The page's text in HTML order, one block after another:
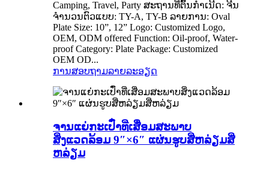
Camping, Travel, Party ສະຖານທີ່ຕົ້ນກໍາເນີດ: ຈີນ
ຈໍານວນຕົວແບບ: TY-A, TY-B ລາຍການ: Oval
Plate Size: 10”, 12” Logo: Customized Logo,
OEM, ODM offered Function: Oil-proof, Water-
proof Category: Plate Package: Customized
OEM OD...
ການສອບຖາມລາຍລະອຽດ
ຈານແຍ່ກະເປົ໋າທີ່ເສື່ອມສະພາບ
ສິ່ງແວດລ້ອມ 9″×6″ ແຜ່ນຮູບສີ່ຫລ່ຽມສີ່
ຫລ່ຽມ